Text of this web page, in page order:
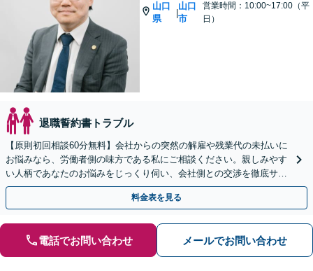
山口
県
|
山口
市
営業時間：10:00~17:00（平
日）
退職誓約書トラブル
【原則初回相談60分無料】会社からの突然の解雇や残業代の未払いに
お悩みなら、労働者側の味方である私にご相談ください。親しみやす
い人柄であなたのお悩みをじっくり伺い、会社側との交渉を徹底サポ
ートします。【web面談可能】
料金表を見る
電話でお問い合わせ メールでお問い合わせ